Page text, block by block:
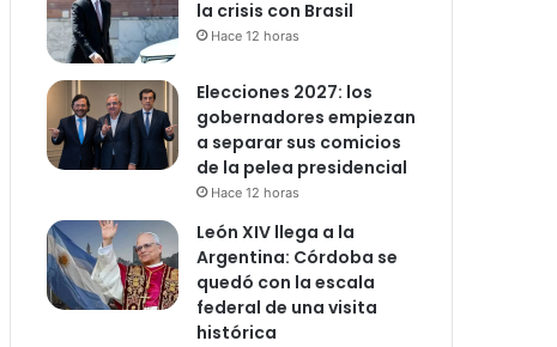
la crisis con Brasil
Hace 12 horas
Elecciones 2027: los
gobernadores empiezan
a separar sus comicios
de la pelea presidencial
Hace 12 horas
León XIV llega a la
Argentina: Córdoba se
quedó con la escala
federal de una visita
histórica